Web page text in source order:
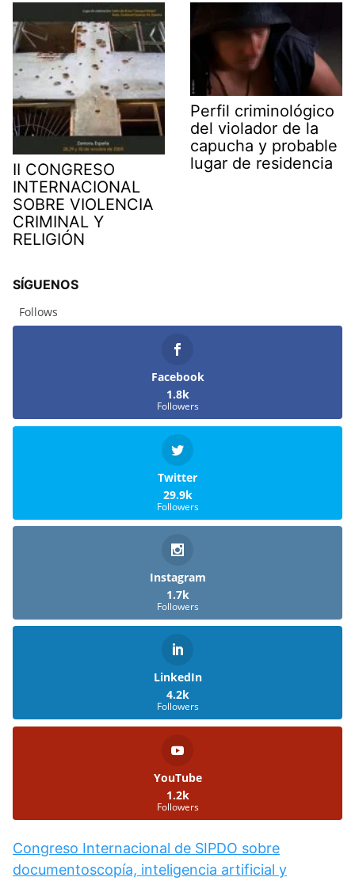
II CONGRESO
INTERNACIONAL
SOBRE VIOLENCIA
CRIMINAL Y
RELIGIÓN
Perfil criminológico
del violador de la
capucha y probable
lugar de residencia
SÍGUENOS
Follows
Facebook
1.8k
Followers
Twitter
29.9k
Followers
Instagram
1.7k
Followers
LinkedIn
4.2k
Followers
YouTube
1.2k
Followers
Congreso Internacional de SIPDO sobre
documentoscopía, inteligencia artificial y